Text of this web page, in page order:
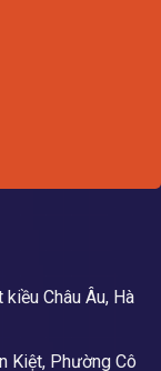
Châu Âu, Hà
Kiệt, Phường Cô